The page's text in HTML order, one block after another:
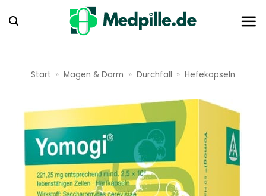
Inhalt
springen
Start » Magen & Darm » Durchfall » Hefekapseln